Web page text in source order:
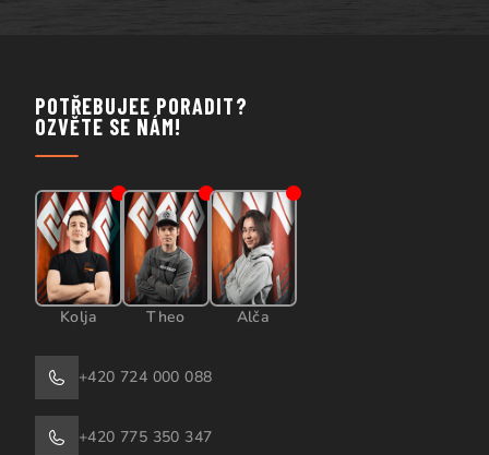
POTŘEBUJEE PORADIT?
OZVĚTE SE NÁM!
Kolja Theo Alča
+420 724 000 088
+420 775 350 347